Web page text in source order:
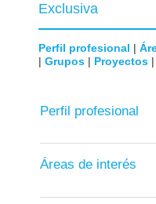
Exclusiva
Perfil profesional |
| Grupos | Proyectos
Perfil profesional
Áreas de interés